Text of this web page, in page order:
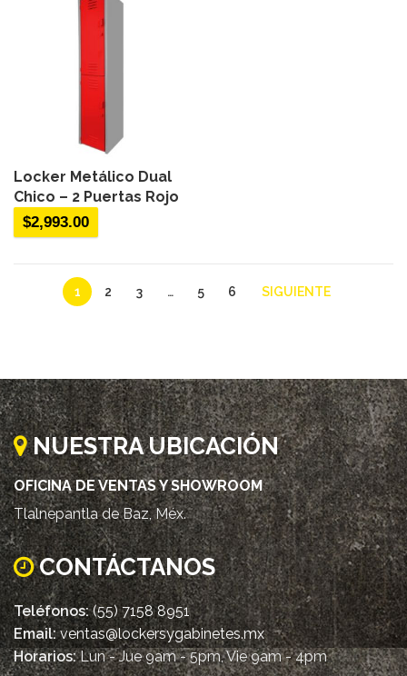
Locker Metálico Dual
Chico – 2 Puertas Rojo
$2,993.00
1 2 3 … 5 6 SIGUIENTE
NUESTRA UBICACIÓN
OFICINA DE VENTAS Y SHOWROOM
Tlalnepantla de Baz, Méx.
CONTÁCTANOS
Teléfonos: (55) 7158 8951
Email:ventas@lockersygabinetes.mx
Horarios:Lun - Jue 9am - 5pm, Vie 9am - 4pm